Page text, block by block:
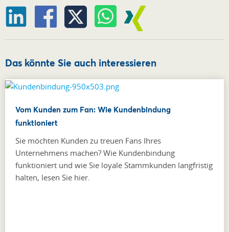
Das könnte Sie auch interessieren
Vom Kunden zum Fan: Wie Kundenbindung
funktioniert
Sie möchten Kunden zu treuen Fans Ihres
Unternehmens machen? Wie Kundenbindung
funktioniert und wie Sie loyale Stammkunden langfristig
halten, lesen Sie hier.